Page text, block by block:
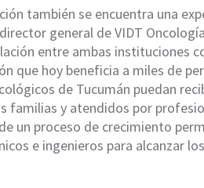
también se encuentra una
general de VIDT
entre ambas instituciones
que hoy beneficia a miles de
de Tucumán puedan
familias y atendidos por
un proceso de crecimiento
e ingenieros para alcanzar